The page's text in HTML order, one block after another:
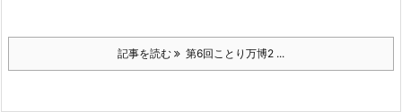
記事を読む 第6回ことり万博2 ...